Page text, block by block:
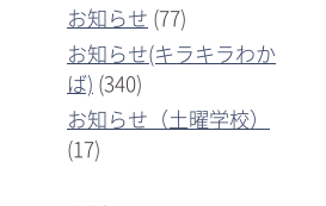
お知らせ (77)
お知らせ(キラキラわか
ば) (340)
お知らせ（土曜学校）
(17)